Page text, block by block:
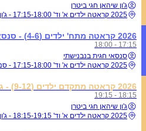
ג'ון שיהאן חגי ביטרן
2025 קראטה ילדים א' וד' 17:15-18:00 - ג'ון שיהאן חגי
17:15 - 18:00
סנסאי חגית בנבנישתי
2025 קראטה ילדים א' וד' 17:15-18:00 - סנסאי חגית
18:15 - 19:15
ג'ון שיהאן חגי ביטרן
2025 קראטה ילדים א' וד' 18:15-19:15 - ג'ון שיהאן חגי